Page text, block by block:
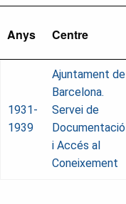
Anys Centre
1931-
1939
Ajuntament de
Barcelona.
Servei de
Documentació
i Accés al
Coneixement